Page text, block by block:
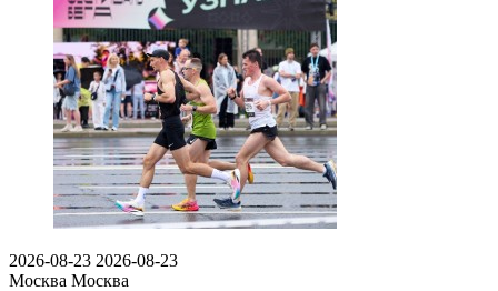
2026-08-23 2026-08-23
Москва Москва